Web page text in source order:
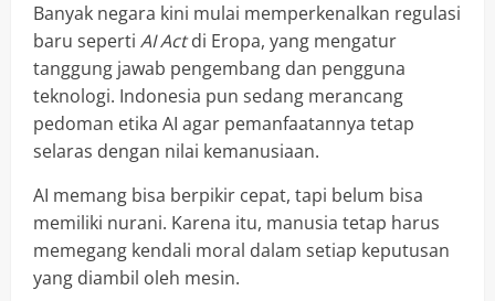
Banyak negara kini mulai memperkenalkan regulasi
baru seperti AI Actdi Eropa, yang mengatur
tanggung jawab pengembang dan pengguna
teknologi. Indonesia pun sedang merancang
pedoman etika AI agar pemanfaatannya tetap
selaras dengan nilai kemanusiaan.
AI memang bisa berpikir cepat, tapi belum bisa
memiliki nurani. Karena itu, manusia tetap harus
memegang kendali moral dalam setiap keputusan
yang diambil oleh mesin.